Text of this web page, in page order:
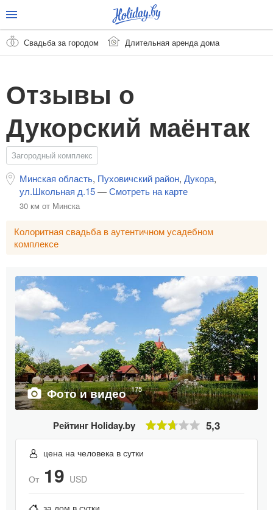
Свадьба за городом Длительная аренда дома
Отзывы о
Дукорский маёнтак
Загородный комплекс
Минская область, Пуховичский район, Дукора,
ул.Школьная д.15—Смотреть на карте
30 км от Минска
Колоритная свадьба в аутентичном усадебном
комплексе
Фото и видео 175
Рейтинг Holiday.by 5,3
цена на человека в сутки
От 19 USD